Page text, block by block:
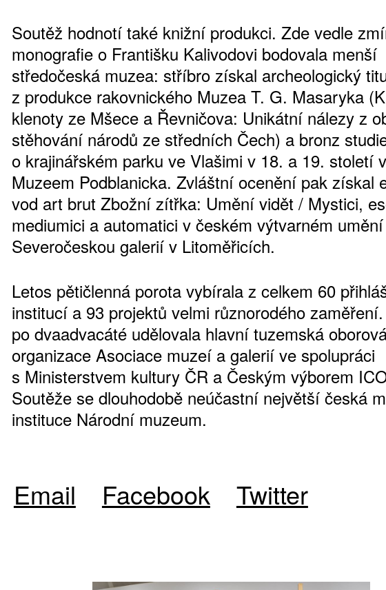
Soutěž hodnotí také knižní produkci. Zde vedle
monografie o Františku Kalivodovi bodovala menší
středočeská muzea: stříbro získal archeologický
z produkce rakovnického Muzea T. G. Masaryka
klenoty ze Mšece a Řevničova: Unikátní nálezy z
stěhování národů ze středních Čech) a bronz
o krajinářském parku ve Vlašimi v 18. a 19. století
Muzeem Podblanicka. Zvláštní ocenění pak získal
vod art brut Zbožní zítřka: Umění vidět / Mystici,
mediumici a automatici v českém výtvarném
Severočeskou galerií v Litoměřicích.
Letos pětičlenná porota vybírala z celkem 60
institucí a 93 projektů velmi různorodého
po dvaadvacáté udělovala hlavní tuzemská
organizace Asociace muzeí a galerií ve spolupráci
s Ministerstvem kultury ČR a Českým výborem
Soutěže se dlouhodobě neúčastní největší česká
instituce Národní muzeum.
Email Facebook Twitter